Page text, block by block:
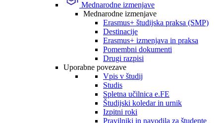
Mednarodne izmenjave
Mednarodne izmenjave
Erasmus+ študijska praksa (SMP)
Destinacije
Erasmus+ izmenjava in praksa
Pomembni dokumenti
Drugi razpisi
Uporabne povezave
Vpis v študij
Studis
Spletna učilnica e.FE
Študijski koledar in urnik
Izpitni roki
Pravilniki in navodila za študente